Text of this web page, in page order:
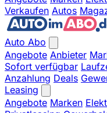
Verkaufen Autos
Auto Abo
Angebote Anbieter
Sofort verfügbar
Anzahlung Deals
Leasing
Angebote Marken